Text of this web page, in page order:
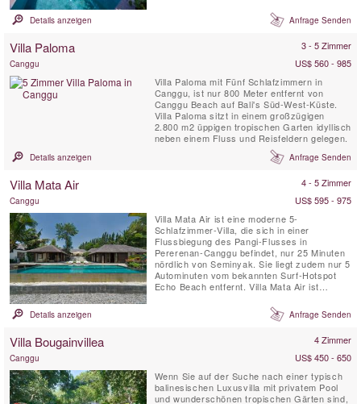
nach 1500 m in den Indischen Ozean fliesst.
Bunga bedeutet "Blume", genießen Sie einen
Details anzeigen Anfrage Senden
Villa Paloma 3 - 5 Zimmer
Canggu
US$ 560 - 985
Villa Paloma mit Fünf Schlafzimmern in
Canggu, ist nur 800 Meter entfernt von
Canggu Beach auf Bali's Süd-West-Küste.
Villa Paloma sitzt in einem großzügigen
2.800 m2 üppigen tropischen Garten idyllisch
neben einem Fluss und Reisfeldern gelegen.
Details anzeigen Anfrage Senden
Villa Mata Air 4 - 5 Zimmer
Canggu
US$ 595 - 975
Villa Mata Air ist eine moderne 5-
Schlafzimmer-Villa, die sich in einer
Flussbiegung des Pangi-Flusses in
Pererenan-Canggu befindet, nur 25 Minuten
nördlich von Seminyak. Sie liegt zudem nur 5
Autominuten vom bekannten Surf-Hotspot
Echo Beach entfernt. Villa Mata Air ist
Inselaufenthalt und kombiniert balinesischen
offenen Wohnstil mit modernem westlichen
eigenem Koch, Haushaltsservice und ...
Details anzeigen Anfrage Senden
Villa Bougainvillea 4 Zimmer
Canggu
US$ 450 - 650
Wenn Sie auf der Suche nach einer typisch
balinesischen Luxusvilla mit privatem Pool
und wunderschönen tropischen Gärten sind,